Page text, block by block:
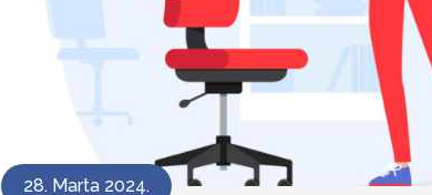
28. Marta 2024.